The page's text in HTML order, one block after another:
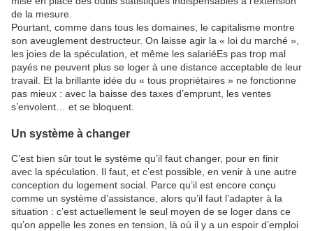
de la mesure.
Pourtant, comme dans tous les domaines, le capitalisme montre
son aveuglement destructeur. On laisse agir la « loi du marché »,
les joies de la spéculation, et même les salariéEs pas trop mal
payés ne peuvent plus se loger à une distance acceptable de leur
travail. Et la brillante idée du « tous propriétaires » ne fonctionne
pas mieux : avec la baisse des taxes d’emprunt, les ventes
s’envolent… et se bloquent.
Un système à changer
C’est bien sûr tout le système qu’il faut changer, pour en finir
avec la spéculation. Il faut, et c’est possible, en venir à une autre
conception du logement social. Parce qu’il est encore conçu
comme un système d’assistance, alors qu’il faut l’adapter à la
situation : c’est actuellement le seul moyen de se loger dans ce
qu’on appelle les zones en tension, là où il y a un espoir d’emploi